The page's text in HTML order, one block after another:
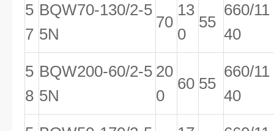
5
7
BQW70-130/2-5
5N
70
13
0
55
660/11
40
5
8
BQW200-60/2-5
5N
20
0
60 55
660/11
40